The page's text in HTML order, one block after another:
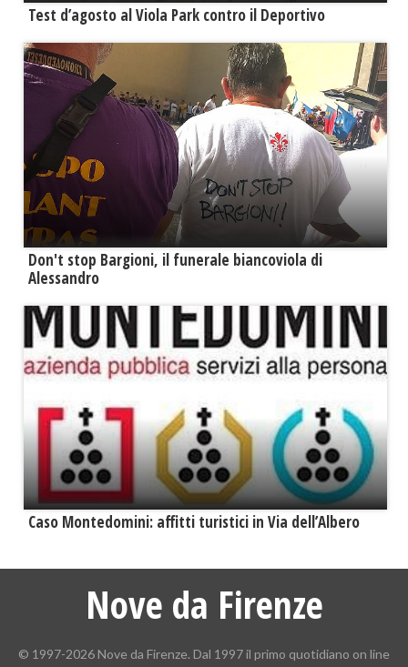
Test d’agosto al Viola Park contro il Deportivo
Don't stop Bargioni, il funerale biancoviola di
Alessandro
Caso Montedomini: affitti turistici in Via dell’Albero
Nove da Firenze
© 1997-2026 Nove da Firenze. Dal 1997 il primo quotidiano on line